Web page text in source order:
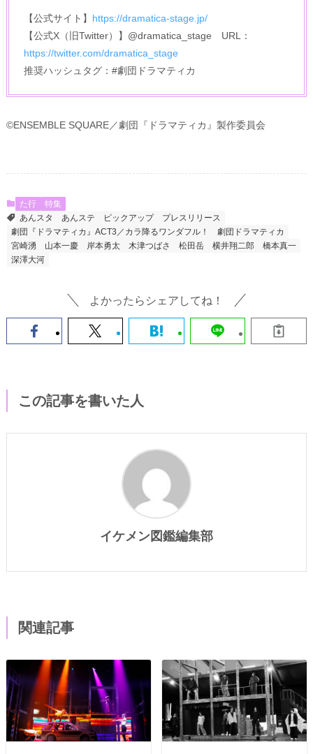
【公式サイト】 https://dramatica-stage.jp/
【公式X（旧Twitter）】@dramatica_stage URL：
https://twitter.com/dramatica_stage
推奨ハッシュタグ：#劇団ドラマティカ
©ENSEMBLE SQUARE／劇団『ドラマティカ』製作委員会
た行
特集
あんスタ
あんステ ピックアップ
プレスリリース
劇団『ドラマティカ』ACT3／カラ降るワンダフル！
劇団ドラマティカ
宮崎湧
山本一慶 岸本勇太 木津つばさ 松田岳 横井翔二郎
橋本真一
深澤大河
よかったらシェアしてね！
この記事を書いた人
イケメン図鑑編集部
関連記事